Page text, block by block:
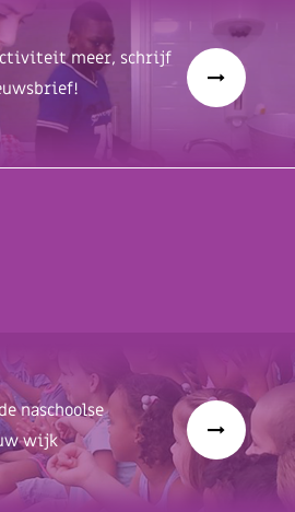
meer, schrijf
naschoolse
wijk